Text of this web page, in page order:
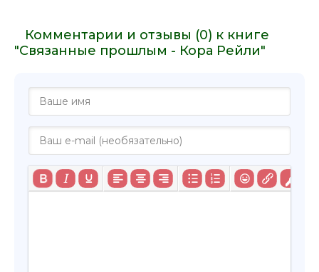
Комментарии и отзывы (0) к книге
"Связанные прошлым - Кора Рейли"